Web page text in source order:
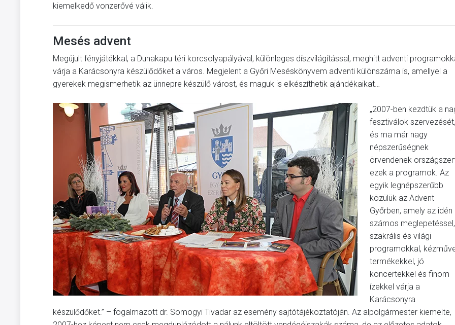
kiemelkedő vonzerővé válik.
Mesés advent
Megújult fényjátékkal, a Dunakapu téri korcsolyapályával, különleges díszvilágítással, meghitt adventi
várja a Karácsonyra készülődőket a város. Megjelent a Győri Meséskönyvem adventi különszáma is, amellyel a
gyerekek megismerhetik az ünnepre készülő várost, és maguk is elkészíthetik ajándékaikat…
„2007-ben kezdtük a
fesztiválok szervezését,
és ma már nagy
népszerűségnek
örvendenek
ezek a programok. Az
egyik legnépszerűbb
közülük az Advent
Győrben, amely az idén
számos meglepetéssel,
szakrális és világi
programokkal,
termékekkel, jó
koncertekkel és finom
ízekkel várja a
Karácsonyra
készülődőket.” – fogalmazott dr. Somogyi Tivadar az esemény sajtótájékoztatóján. Az alpolgármester kiemelte,